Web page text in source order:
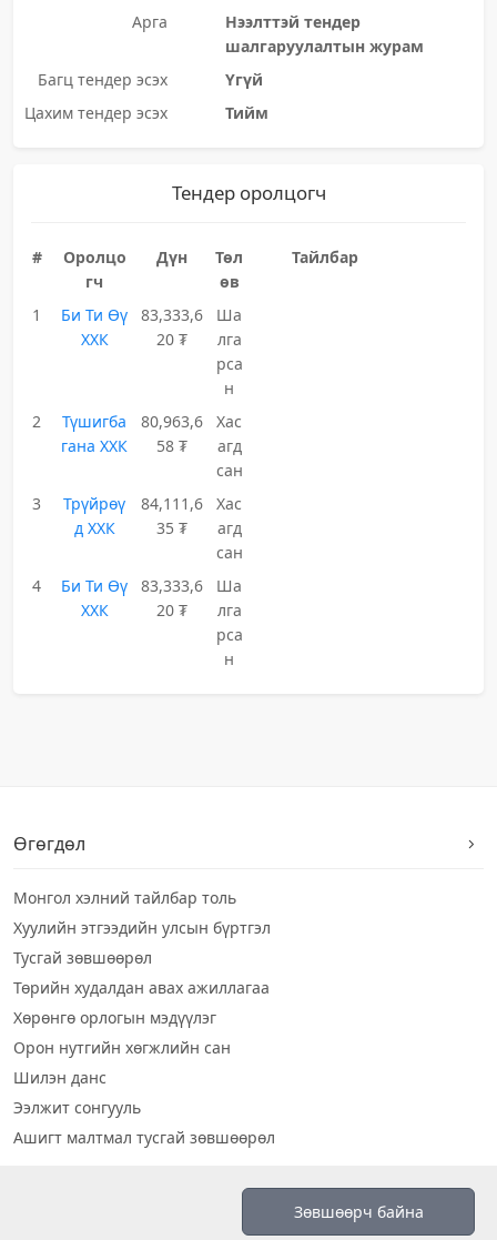
Арга
Нээлттэй тендер
шалгаруулалтын журам
Багц тендер эсэх
Үгүй
Цахим тендер эсэх
Тийм
Тендер оролцогч
#
Оролцо
гч
Дүн
Төл
өв
Тайлбар
1
Би Ти Өү
ХХК
83,333,6
20 ₮
Ша
лга
рса
н
2
Түшигба
гана ХХК
80,963,6
58 ₮
Хас
агд
сан
3
Трүйрөү
д ХХК
84,111,6
35 ₮
Хас
агд
сан
4
Би Ти Өү
ХХК
83,333,6
20 ₮
Ша
лга
рса
н
Өгөгдөл
Монгол хэлний тайлбар толь
Хуулийн этгээдийн улсын бүртгэл
Тусгай зөвшөөрөл
Төрийн худалдан авах ажиллагаа
Хөрөнгө орлогын мэдүүлэг
Орон нутгийн хөгжлийн сан
Шилэн данс
Ээлжит сонгууль
Ашигт малтмал тусгай зөвшөөрөл
Зөвшөөрч байна